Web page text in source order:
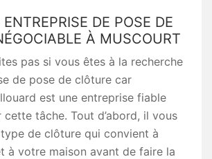
DE POSE DE
À MUSCOURT
pas si vous êtes à la recherche
de pose de clôture car
est une entreprise fiable
tâche. Tout d’abord, il vous
de clôture qui convient à
à votre maison avant de faire la